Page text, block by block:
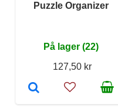
Puzzle Organizer
På lager (22)
127,50 kr